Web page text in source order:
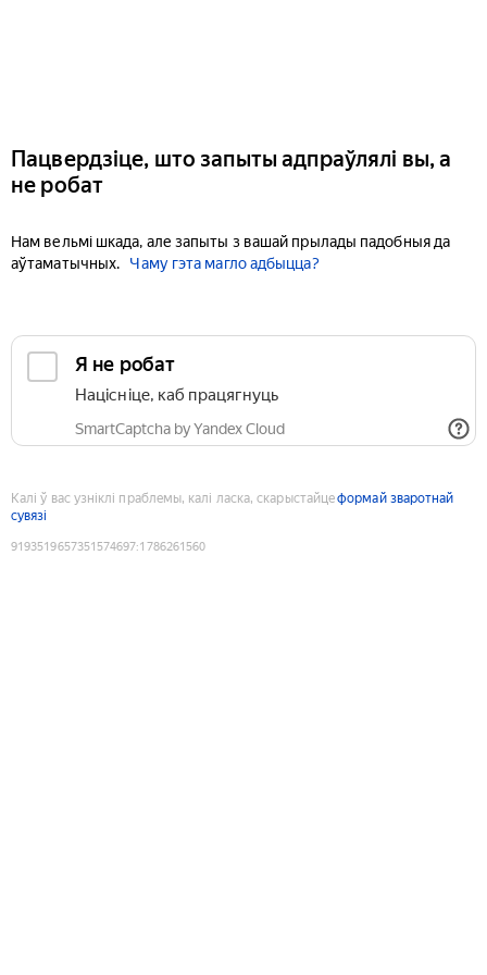
Пацвердзіце, што запыты адпраўлялі вы, а
не робат
Нам вельмі шкада, але запыты з вашай прылады падобныя да
аўтаматычных.
Чаму гэта магло адбыцца?
Я не робат
Націсніце, каб працягнуць
SmartCaptcha by Yandex Cloud
Калі ў вас узніклі праблемы, калі ласка, скарыстайцеформай зваротнай
сувязі
9193519657351574697:1786261560